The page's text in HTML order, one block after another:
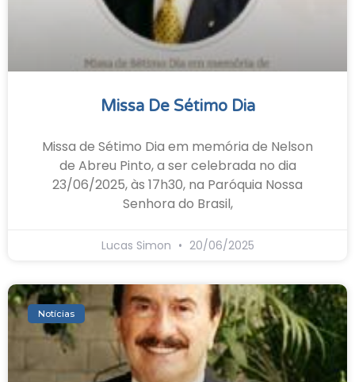
Missa De Sétimo Dia
Missa de Sétimo Dia em memória de Nelson
de Abreu Pinto, a ser celebrada no dia
23/06/2025, às 17h30, na Paróquia Nossa
Senhora do Brasil,
Lucas Simon 20/06/2025
Notícias